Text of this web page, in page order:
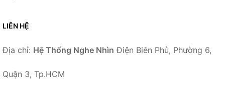
LIÊN HỆ
Địa chỉ: Hệ Thống Nghe Nhìn Điện Biên Phủ, Phường 6,
Quận 3, Tp.HCM